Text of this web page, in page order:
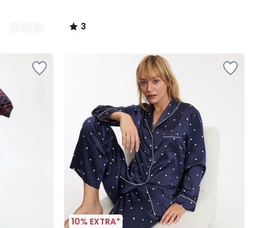
3
/
10% EXTRA*